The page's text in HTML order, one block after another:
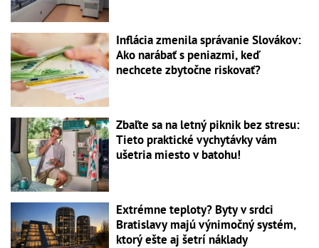
Inflácia zmenila správanie Slovákov:
Ako narábať s peniazmi, keď
nechcete zbytočne riskovať?
Zbaľte sa na letný piknik bez stresu:
Tieto praktické vychytávky vám
ušetria miesto v batohu!
Extrémne teploty? Byty v srdci
Bratislavy majú výnimočný systém,
ktorý ešte aj šetrí náklady